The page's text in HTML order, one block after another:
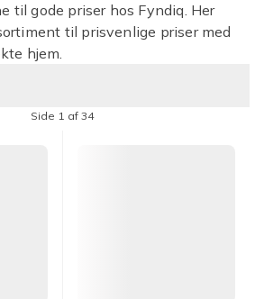
til gode priser hos Fyndiq. Her
til prisvenlige priser med
hjem.
Side 1 af 34